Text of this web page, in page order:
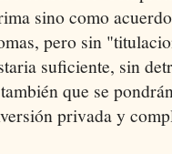
sino como
pero sin
suficiente, sin
que se
privada y